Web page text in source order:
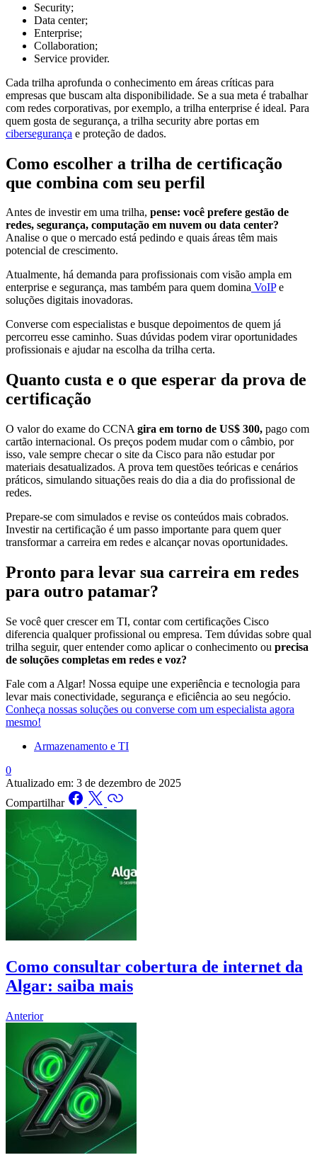
Security;
Data center;
Enterprise;
Collaboration;
Service provider.
Cada trilha aprofunda o conhecimento em áreas críticas para
empresas que buscam alta disponibilidade. Se a sua meta é trabalhar
com redes corporativas, por exemplo, a trilha enterprise é ideal. Para
quem gosta de segurança, a trilha security abre portas em
cibersegurança e proteção de dados.
Como escolher a trilha de certificação
que combina com seu perfil
Antes de investir em uma trilha, pense: você prefere gestão de
redes, segurança, computação em nuvem ou data center?
Analise o que o mercado está pedindo e quais áreas têm mais
potencial de crescimento.
Atualmente, há demanda para profissionais com visão ampla em
enterprise e segurança, mas também para quem domina VoIPe
soluções digitais inovadoras.
Converse com especialistas e busque depoimentos de quem já
percorreu esse caminho. Suas dúvidas podem virar oportunidades
profissionais e ajudar na escolha da trilha certa.
Quanto custa e o que esperar da prova de
certificação
O valor do exame do CCNA gira em torno de US$ 300, pago com
cartão internacional. Os preços podem mudar com o câmbio, por
isso, vale sempre checar o site da Cisco para não estudar por
materiais desatualizados. A prova tem questões teóricas e cenários
práticos, simulando situações reais do dia a dia do profissional de
redes.
Prepare-se com simulados e revise os conteúdos mais cobrados.
Investir na certificação é um passo importante para quem quer
transformar a carreira em redes e alcançar novas oportunidades.
Pronto para levar sua carreira em redes
para outro patamar?
Se você quer crescer em TI, contar com certificações Cisco
diferencia qualquer profissional ou empresa. Tem dúvidas sobre qual
trilha seguir, quer entender como aplicar o conhecimento ou precisa
de soluções completas em redes e voz?
Fale com a Algar! Nossa equipe une experiência e tecnologia para
levar mais conectividade, segurança e eficiência ao seu negócio.
Conheça nossas soluções ou converse com um especialista agora
mesmo!
Armazenamento e TI
0
Atualizado em: 3 de dezembro de 2025
Compartilhar
Como consultar cobertura de internet da
Algar: saiba mais
Anterior